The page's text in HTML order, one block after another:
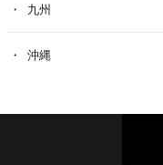
九州
沖縄